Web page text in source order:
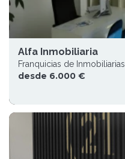
Alfa Inmobiliaria
Franquicias de Inmobiliarias
desde 6.000 €